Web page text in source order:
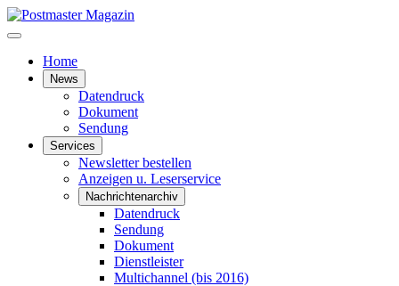
Home
News
Datendruck
Dokument
Sendung
Services
Newsletter bestellen
Anzeigen u. Leserservice
Nachrichtenarchiv
Datendruck
Sendung
Dokument
Dienstleister
Multichannel (bis 2016)